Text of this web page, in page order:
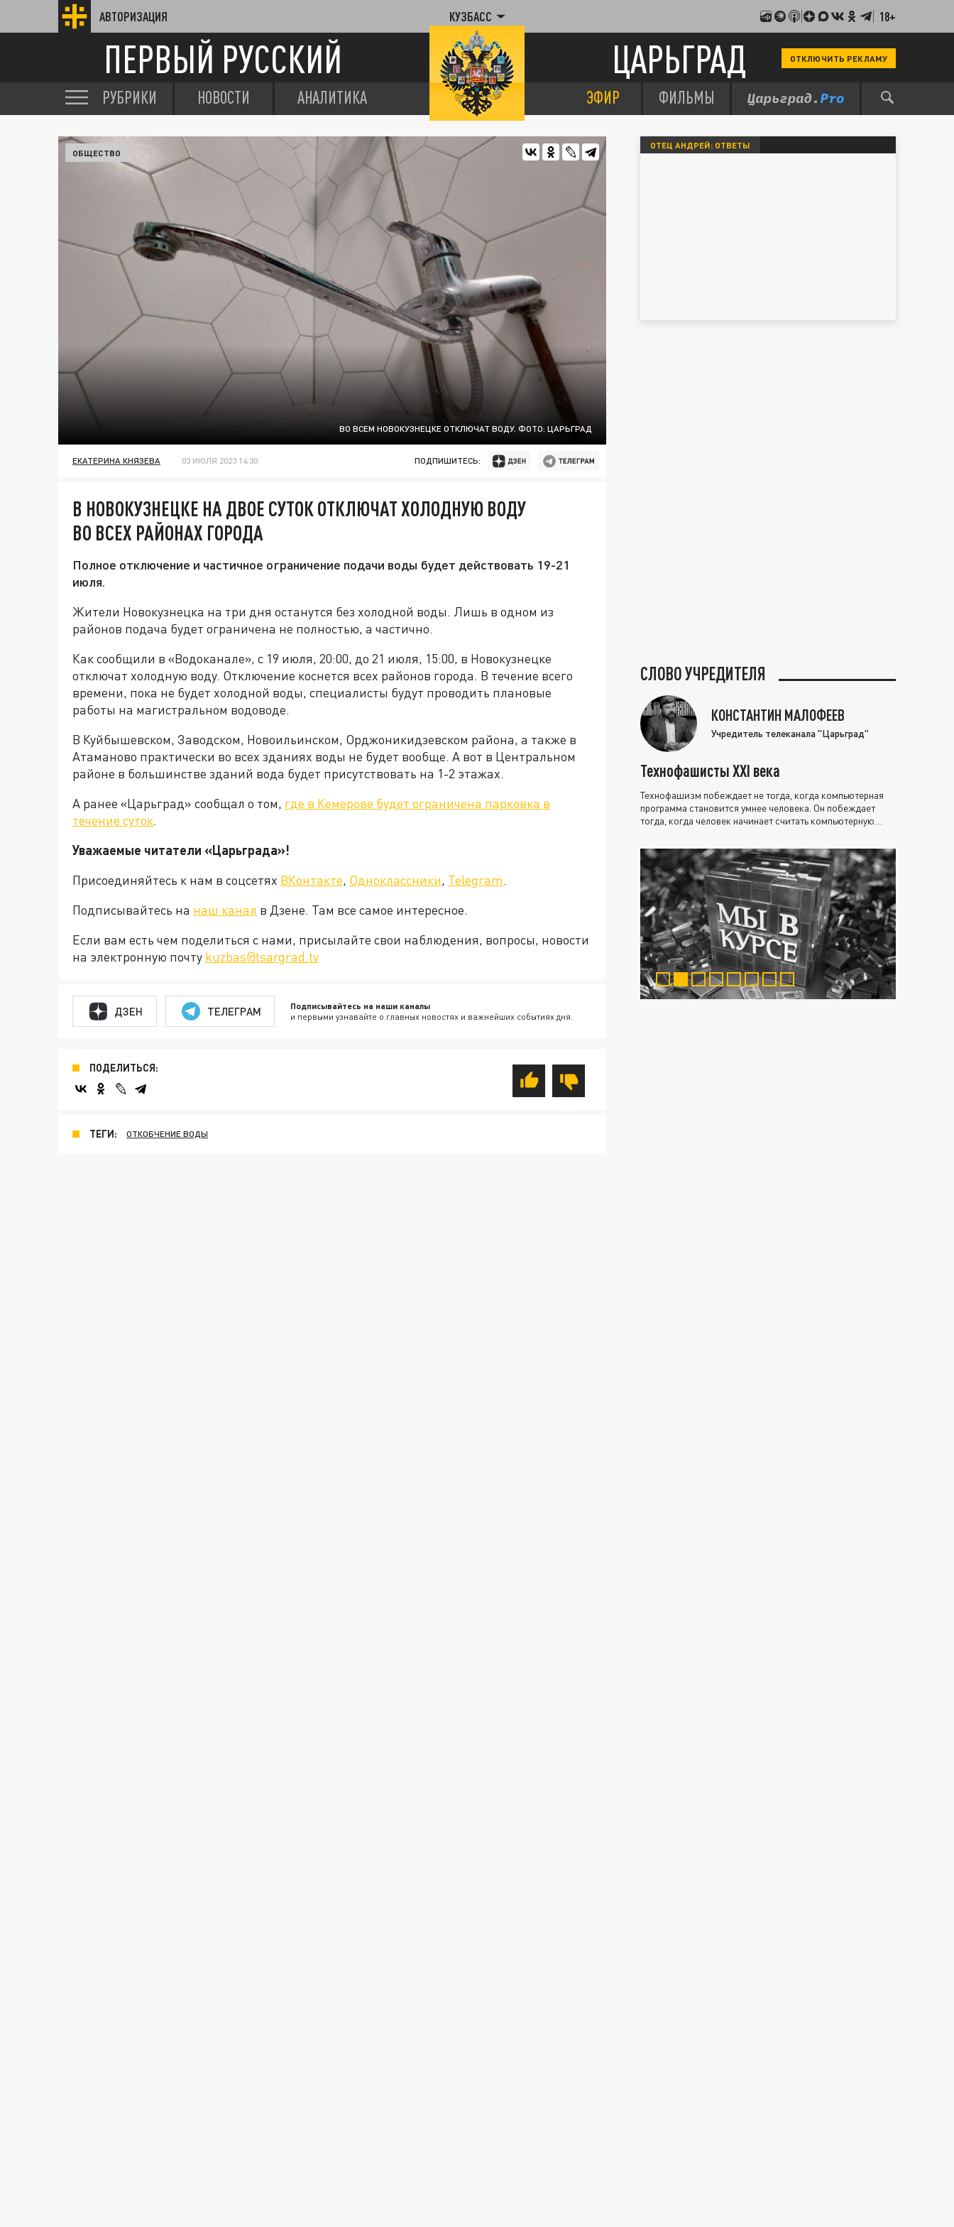
АВТОРИЗАЦИЯ КУЗБАСС 18+
ПЕРВЫЙ РУССКИЙ ЦАРЬГРАД ОТКЛЮЧИТЬ РЕКЛАМУ
РУБРИКИ НОВОСТИ АНАЛИТИКА ЭФИР ФИЛЬМЫ
ВО ВСЕМ НОВОКУЗНЕЦКЕ ОТКЛЮЧАТ ВОДУ. ФОТО: ЦАРЬГРАД
ОБЩЕСТВО
ЕКАТЕРИНА КНЯЗЕВА 03 ИЮЛЯ 2023 14:30 ПОДПИШИТЕСЬ:
В НОВОКУЗНЕЦКЕ НА ДВОЕ СУТОК ОТКЛЮЧАТ ХОЛОДНУЮ ВОДУ
ВО ВСЕХ РАЙОНАХ ГОРОДА
Полное отключение и частичное ограничение подачи воды будет действовать 19-21
июля.
Жители Новокузнецка на три дня останутся без холодной воды. Лишь в одном из
районов подача будет ограничена не полностью, а частично.
Как сообщили в «Водоканале», с 19 июля, 20:00, до 21 июля, 15:00, в Новокузнецке
отключат холодную воду. Отключение коснется всех районов города. В течение всего
времени, пока не будет холодной воды, специалисты будут проводить плановые
работы на магистральном водоводе.
В Куйбышевском, Заводском, Новоильинском, Орджоникидзевском района, а также в
Атаманово практически во всех зданиях воды не будет вообще. А вот в Центральном
районе в большинстве зданий вода будет присутствовать на 1-2 этажах.
А ранее «Царьград» сообщал о том, где в Кемерове будет ограничена парковка в
течение суток.
Уважаемые читатели «Царьграда»!
Присоединяйтесь к нам в соцсетях ВКонтакте, Одноклассники, Telegram.
Подписывайтесь на наш канал в Дзене. Там все самое интересное.
Если вам есть чем поделиться с нами, присылайте свои наблюдения, вопросы, новости
на электронную почту kuzbas@tsargrad.tv
ДЗЕН ТЕЛЕГРАМ Подписывайтесь на наши каналы
и первыми узнавайте о главных новостях и важнейших событиях дня.
ПОДЕЛИТЬСЯ:
ТЕГИ: ОТКОБЧЕНИЕ ВОДЫ
ОТЕЦ АНДРЕЙ: ОТВЕТЫ
СЛОВО УЧРЕДИТЕЛЯ
КОНСТАНТИН МАЛОФЕЕВ
Учредитель телеканала "Царьград"
Технофашисты XXI века
Технофашизм побеждает не тогда, когда компьютерная
программа становится умнее человека. Он побеждает
тогда, когда человек начинает считать компьютерную